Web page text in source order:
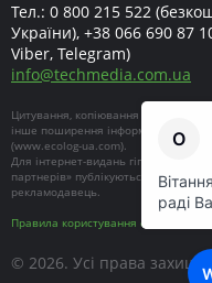
Тел.: 0 800 215 522
України), +38 066 690 87
Viber, Telegram)
info@techmedia.com.ua
Цитування, копіювання окремих
інше поширення інформації
(www.ecolog-ua.com).
Для інтернет-видань
партнерів» публікуються на правах
рекламодавець.
Правила користування сайтом
© 2026. Усі права